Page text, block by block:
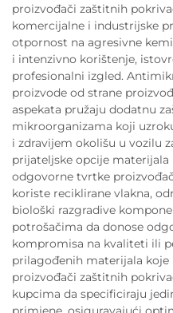
proizvođači zaštitnih
komercijalne i industrijske
otpornost na agresivne
i intenzivno korištenje,
profesionalni izgled.
proizvode od strane
aspekata pružaju dodatnu
mikroorganizama koji
i zdravijem okolišu u vozilu
prijateljske opcije materijala
odgovorne tvrtke
koriste reciklirane vlakna,
biološki razgradive
potrošačima da donose
kompromisa na kvaliteti ili
prilagođenih materijala
proizvođači zaštitnih
kupcima da specificiraju